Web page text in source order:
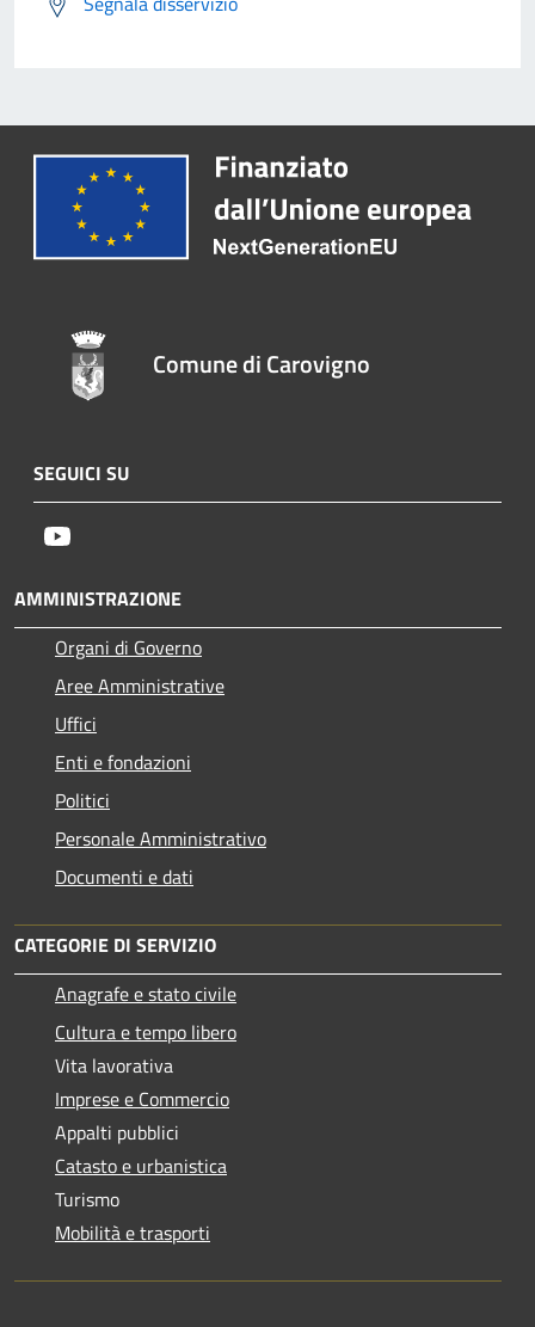
Comune di Carovigno
SEGUICI SU
AMMINISTRAZIONE
Organi di Governo
Aree Amministrative
Uffici
Enti e fondazioni
Politici
Personale Amministrativo
Documenti e dati
CATEGORIE DI SERVIZIO
Anagrafe e stato civile
Cultura e tempo libero
Vita lavorativa
Imprese e Commercio
Appalti pubblici
Catasto e urbanistica
Turismo
Mobilità e trasporti